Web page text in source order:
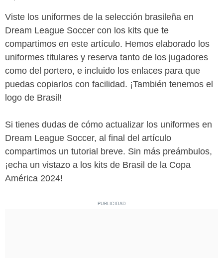
Viste los uniformes de la selección brasileña en
Dream League Soccer con los kits que te
compartimos en este artículo. Hemos elaborado los
uniformes titulares y reserva tanto de los jugadores
como del portero, e incluido los enlaces para que
puedas copiarlos con facilidad. ¡También tenemos el
logo de Brasil!
Si tienes dudas de cómo actualizar los uniformes en
Dream League Soccer, al final del artículo
compartimos un tutorial breve. Sin más preámbulos,
¡echa un vistazo a los kits de Brasil de la Copa
América 2024!